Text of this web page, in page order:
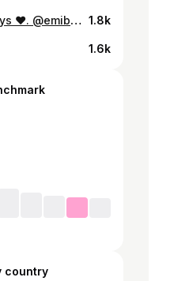
gonna miss these days ❤️. @emiburrp 1.8k
1.6k
country